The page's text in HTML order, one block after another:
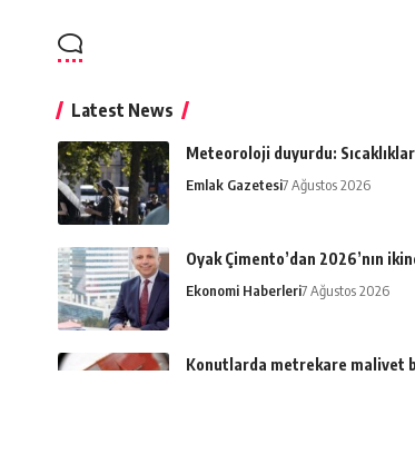
Latest News
Meteoroloji duyurdu:
Emlak Gazetesi7 Ağustos 2026
Oyak Çimento’dan 2026’nın
Ekonomi Haberleri7 Ağustos 2026
Konutlarda metrekare maliyet